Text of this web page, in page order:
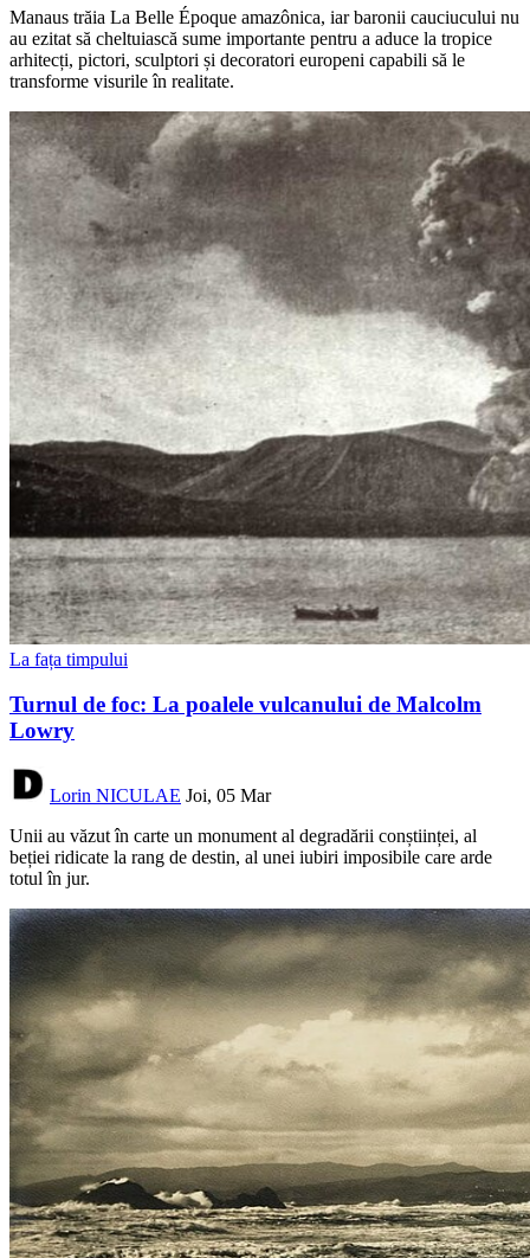
Manaus trăia La Belle Époque amazônica, iar baronii cauciucului nu
au ezitat să cheltuiască sume importante pentru a aduce la tropice
arhitecți, pictori, sculptori și decoratori europeni capabili să le
transforme visurile în realitate.
La fața timpului
Turnul de foc: La poalele vulcanului de Malcolm
Lowry
Lorin NICULAE Joi, 05 Mar
Unii au văzut în carte un monument al degradării conștiinței, al
beției ridicate la rang de destin, al unei iubiri imposibile care arde
totul în jur.